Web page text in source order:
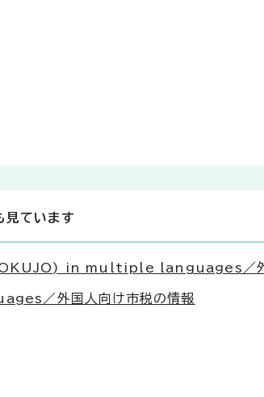
見ています
in multiple languages／外国
／外国人向け市税の情報